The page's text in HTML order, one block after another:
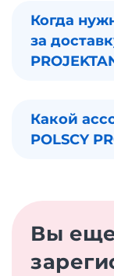
Когда
за
Какой
POLSCY
Вы